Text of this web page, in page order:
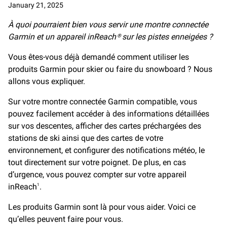
January 21, 2025
À quoi pourraient bien vous servir une montre connectée
Garmin et un appareil inReach® sur les pistes enneigées ?
Vous êtes-vous déjà demandé comment utiliser les
produits Garmin pour skier ou faire du snowboard ? Nous
allons vous expliquer.
Sur votre montre connectée Garmin compatible, vous
pouvez facilement accéder à des informations détaillées
sur vos descentes, afficher des cartes préchargées des
stations de ski ainsi que des cartes de votre
environnement, et configurer des notifications météo, le
tout directement sur votre poignet. De plus, en cas
d’urgence, vous pouvez compter sur votre appareil
inReach1 .
Les produits Garmin sont là pour vous aider. Voici ce
qu’elles peuvent faire pour vous.